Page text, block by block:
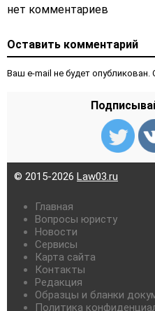
нет комментариев
Оставить комментарий
Ваш e-mail не будет
© 2015-2026 Law03.ru
Главная
Вопросы юристу
Новости
Сервисы
Карта сайта
Контакты
Редакция
Образцы и бланки
Политика